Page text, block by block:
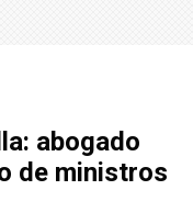
abogado
de ministros